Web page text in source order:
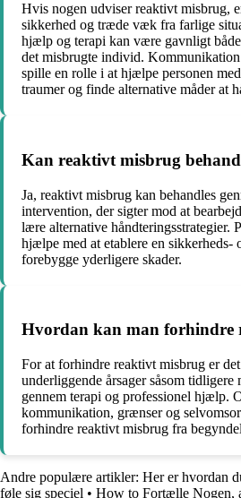
Hvis nogen udviser reaktivt misbrug,
sikkerhed og træde væk fra farlige
hjælp og terapi kan være gavnligt
det misbrugte individ. Kommunikation
spille en rolle i at hjælpe personen
traumer og finde alternative måder at
Kan reaktivt misbrug
Ja, reaktivt misbrug kan behandles
intervention, der sigter mod at
lære alternative håndteringsstrategier.
hjælpe med at etablere en sikkerheds-
forebygge yderligere skader.
Hvordan kan man forhindre
For at forhindre reaktivt misbrug er
underliggende årsager såsom tidligere
gennem terapi og professionel hjælp.
kommunikation, grænser og
forhindre reaktivt misbrug fra
Andre populære artikler: Her er hvordan
føle sig speciel • How to Fortælle Nogen,